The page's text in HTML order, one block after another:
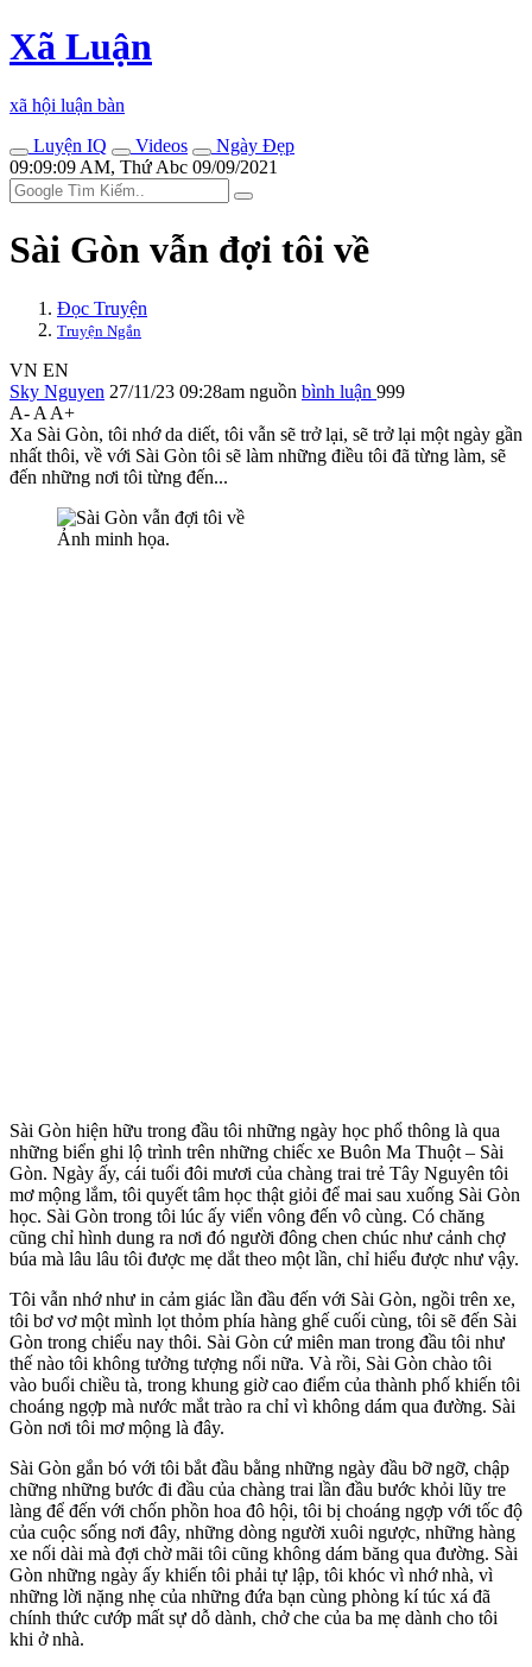
Xã Luận
xã hội luận bàn
Luyện IQ
Videos
Ngày Đẹp
09:09:09 AM, Thứ Abc 09/09/2021
Sài Gòn vẫn đợi tôi về
Đọc Truyện
Truyện Ngắn
VN EN
Sky Nguyen 27/11/23 09:28am nguồn bình luận 999
A- A A+
Xa Sài Gòn, tôi nhớ da diết, tôi vẫn sẽ trở lại, sẽ trở lại một ngày gần
nhất thôi, về với Sài Gòn tôi sẽ làm những điều tôi đã từng làm, sẽ
đến những nơi tôi từng đến...
Ảnh minh họa.
Sài Gòn hiện hữu trong đầu tôi những ngày học phổ thông là qua
những biển ghi lộ trình trên những chiếc xe Buôn Ma Thuột – Sài
Gòn. Ngày ấy, cái tuổi đôi mươi của chàng trai trẻ Tây Nguyên tôi
mơ mộng lắm, tôi quyết tâm học thật giỏi để mai sau xuống Sài Gòn
học. Sài Gòn trong tôi lúc ấy viển vông đến vô cùng. Có chăng
cũng chỉ hình dung ra nơi đó người đông chen chúc như cảnh chợ
búa mà lâu lâu tôi được mẹ dắt theo một lần, chỉ hiểu được như vậy.
Tôi vẫn nhớ như in cảm giác lần đầu đến với Sài Gòn, ngồi trên xe,
tôi bơ vơ một mình lọt thỏm phía hàng ghế cuối cùng, tôi sẽ đến Sài
Gòn trong chiểu nay thôi. Sài Gòn cứ miên man trong đầu tôi như
thế nào tôi không tưởng tượng nổi nữa. Và rồi, Sài Gòn chào tôi
vào buổi chiều tà, trong khung giờ cao điểm của thành phố khiến tôi
choáng ngợp mà nước mắt trào ra chỉ vì không dám qua đường. Sài
Gòn nơi tôi mơ mộng là đây.
Sài Gòn gắn bó với tôi bắt đầu bằng những ngày đầu bỡ ngỡ, chập
chững những bước đi đầu của chàng trai lần đầu bước khỏi lũy tre
làng để đến với chốn phồn hoa đô hội, tôi bị choáng ngợp với tốc độ
của cuộc sống nơi đây, những dòng người xuôi ngược, những hàng
xe nối dài mà đợi chờ mãi tôi cũng không dám băng qua đường. Sài
Gòn những ngày ấy khiến tôi phải tự lập, tôi khóc vì nhớ nhà, vì
những lời nặng nhẹ của những đứa bạn cùng phòng kí túc xá đã
chính thức cướp mất sự dỗ dành, chở che của ba mẹ dành cho tôi
khi ở nhà.